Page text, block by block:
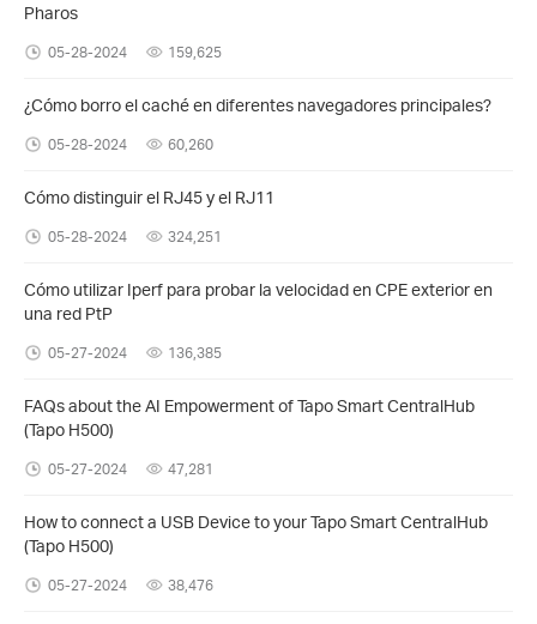
Pharos
05-28-2024 159,625
¿Cómo borro el caché en diferentes navegadores principales?
05-28-2024 60,260
Cómo distinguir el RJ45 y el RJ11
05-28-2024 324,251
Cómo utilizar Iperf para probar la velocidad en CPE exterior en
una red PtP
05-27-2024 136,385
FAQs about the AI Empowerment of Tapo Smart CentralHub
(Tapo H500)
05-27-2024 47,281
How to connect a USB Device to your Tapo Smart CentralHub
(Tapo H500)
05-27-2024 38,476